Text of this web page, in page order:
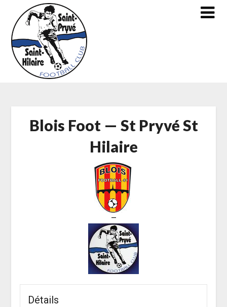
content
Blois Foot — St Pryvé St
Hilaire
—
Détails